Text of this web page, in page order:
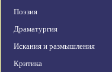
Поэзия
Драматургия
Искания и размышления
Критика